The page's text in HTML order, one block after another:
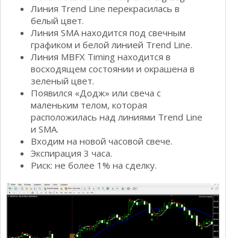
Линия Trend Line перекрасилась в
белый цвет.
Линия SMA находится под свечным
графиком и белой линией Trend Line.
Линия MBFX Timing находится в
восходящем состоянии и окрашена в
зеленый цвет.
Появился «Додж» или свеча с
маленьким телом, которая
расположилась над линиями Trend Line
и SMA.
Входим на новой часовой свече.
Экспирация 3 часа.
Риск: не более 1% на сделку.